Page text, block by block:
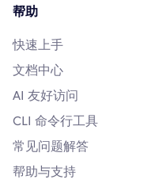
帮助
快速上手
文档中心
AI 友好访问
CLI 命令行工具
常见问题解答
帮助与支持